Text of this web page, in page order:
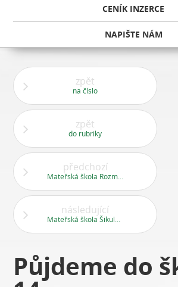
CENÍK INZERCE
NAPIŠTE NÁM
zpět
na číslo
zpět
do rubriky
předchozí
následující
Půjdeme do